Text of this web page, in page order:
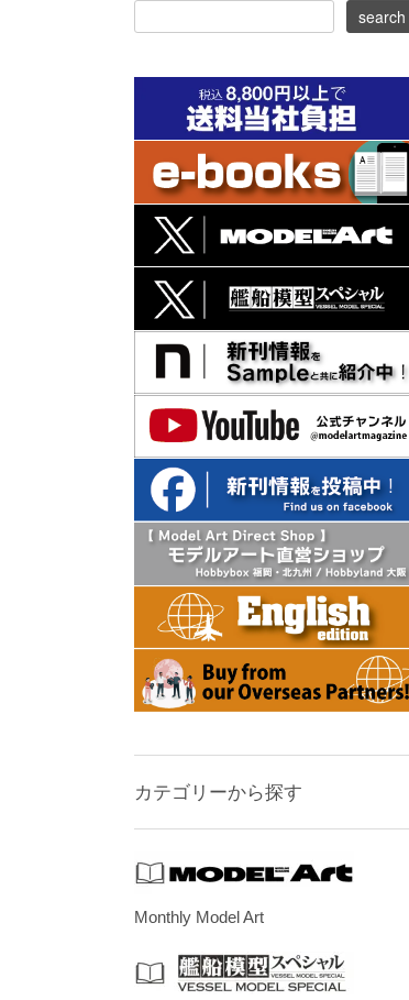
カテゴリーから探す
Monthly Model Art